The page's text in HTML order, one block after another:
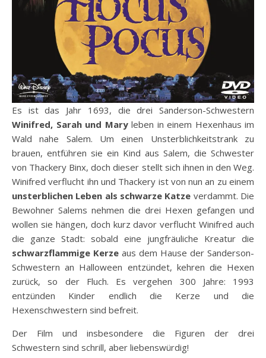
Es ist das Jahr 1693, die drei Sanderson-Schwestern
Winifred, Sarah und Maryleben in einem Hexenhaus im
Wald nahe Salem. Um einen Unsterblichkeitstrank zu
brauen, entführen sie ein Kind aus Salem, die Schwester
von Thackery Binx, doch dieser stellt sich ihnen in den Weg.
Winifred verflucht ihn und Thackery ist von nun an zu einem
unsterblichen Leben als schwarze Katze verdammt. Die
Bewohner Salems nehmen die drei Hexen gefangen und
wollen sie hängen, doch kurz davor verflucht Winifred auch
die ganze Stadt: sobald eine jungfräuliche Kreatur die
schwarzflammige Kerze aus dem Hause der Sanderson-
Schwestern an Halloween entzündet, kehren die Hexen
zurück, so der Fluch. Es vergehen 300 Jahre: 1993
entzünden Kinder endlich die Kerze und die
Hexenschwestern sind befreit.
Der Film und insbesondere die Figuren der drei
Schwestern sind schrill, aber liebenswürdig!